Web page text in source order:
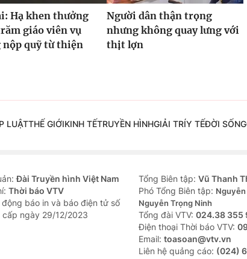
Hạ khen thưởng
giáo viên vụ
nộp quỹ từ thiện
Người dân thận trọng
nhưng không quay lưng với
thịt lợn
LUẬTTHẾ GIỚIKINH TẾTRUYỀN HÌNHGIẢI TRÍY TẾĐỜI SỐNG
Đài Truyền hình Việt Nam
Thời báo VTV
báo in và báo điện tử số
cấp ngày 29/12/2023
Tổng Biên tập: Vũ Thanh
Phó Tổng Biên tập: Nguyễn
Nguyễn Trọng Ninh
Tổng đài VTV: 024.38 355
Ðiện thoại Thời báo VTV:
Email: toasoan@vtv.vn
Liên hệ quảng cáo: (024)